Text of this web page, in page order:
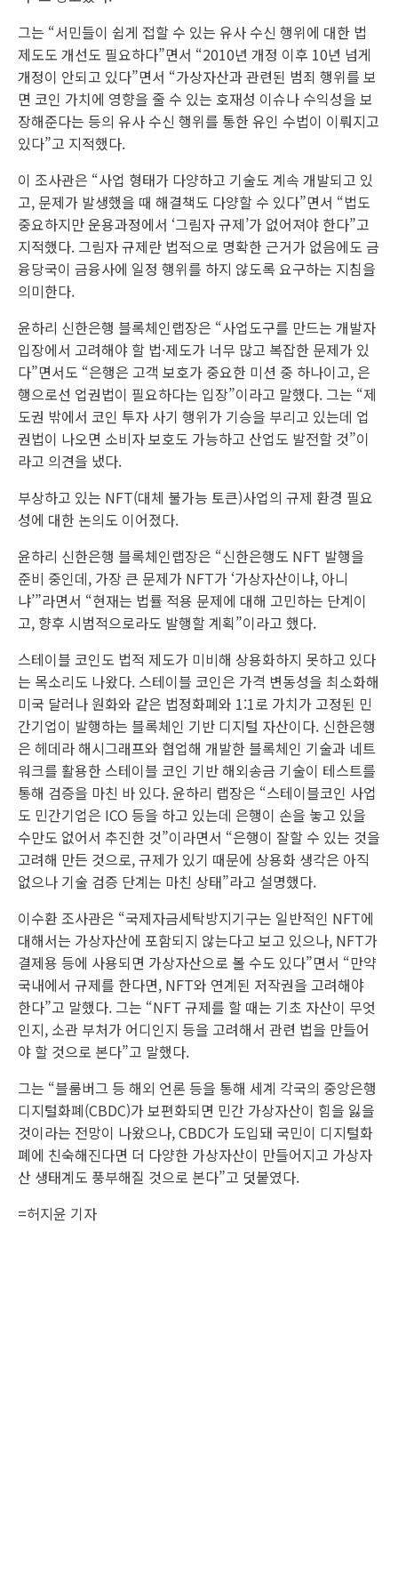
그는 “서민들이 쉽게 접할 수 있는 유사 수신 행위에 대한 법
제도도 개선도 필요하다”면서 “2010년 개정 이후 10년 넘게
개정이 안되고 있다”면서 “가상자산과 관련된 범죄 행위를 보
면 코인 가치에 영향을 줄 수 있는 호재성 이슈나 수익성을 보
장해준다는 등의 유사 수신 행위를 통한 유인 수법이 이뤄지고
있다”고 지적했다.
이 조사관은 “사업 형태가 다양하고 기술도 계속 개발되고 있
고, 문제가 발생했을 때 해결책도 다양할 수 있다”면서 “법도
중요하지만 운용과정에서 ‘그림자 규제’가 없어져야 한다”고
지적했다. 그림자 규제란 법적으로 명확한 근거가 없음에도 금
융당국이 금융사에 일정 행위를 하지 않도록 요구하는 지침을
의미한다.
윤하리 신한은행 블록체인랩장은 “사업도구를 만드는 개발자
입장에서 고려해야 할 법·제도가 너무 많고 복잡한 문제가 있
다”면서도 “은행은 고객 보호가 중요한 미션 중 하나이고, 은
행으로선 업권법이 필요하다는 입장”이라고 말했다. 그는 “제
도권 밖에서 코인 투자 사기 행위가 기승을 부리고 있는데 업
권법이 나오면 소비자 보호도 가능하고 산업도 발전할 것”이
라고 의견을 냈다.
부상하고 있는 NFT(대체 불가능 토큰)사업의 규제 환경 필요
성에 대한 논의도 이어졌다.
윤하리 신한은행 블록체인랩장은 “신한은행도 NFT 발행을
준비 중인데, 가장 큰 문제가 NFT가 ‘가상자산이냐, 아니
냐’”라면서 “현재는 법률 적용 문제에 대해 고민하는 단계이
고, 향후 시범적으로라도 발행할 계획”이라고 했다.
스테이블 코인도 법적 제도가 미비해 상용화하지 못하고 있다
는 목소리도 나왔다. 스테이블 코인은 가격 변동성을 최소화해
미국 달러나 원화와 같은 법정화폐와 1:1로 가치가 고정된 민
간기업이 발행하는 블록체인 기반 디지털 자산이다. 신한은행
은 헤데라 해시그래프와 협업해 개발한 블록체인 기술과 네트
워크를 활용한 스테이블 코인 기반 해외송금 기술이 테스트를
통해 검증을 마친 바 있다. 윤하리 랩장은 “스테이블코인 사업
도 민간기업은 ICO 등을 하고 있는데 은행이 손을 놓고 있을
수만도 없어서 추진한 것”이라면서 “은행이 잘할 수 있는 것을
고려해 만든 것으로, 규제가 있기 때문에 상용화 생각은 아직
없으나 기술 검증 단계는 마친 상태”라고 설명했다.
이수환 조사관은 “국제자금세탁방지기구는 일반적인 NFT에
대해서는 가상자산에 포함되지 않는다고 보고 있으나, NFT가
결제용 등에 사용되면 가상자산으로 볼 수도 있다”면서 “만약
국내에서 규제를 한다면, NFT와 연계된 저작권을 고려해야
한다”고 말했다. 그는 “NFT 규제를 할 때는 기초 자산이 무엇
인지, 소관 부처가 어디인지 등을 고려해서 관련 법을 만들어
야 할 것으로 본다”고 말했다.
그는 “블룸버그 등 해외 언론 등을 통해 세계 각국의 중앙은행
디지털화폐(CBDC)가 보편화되면 민간 가상자산이 힘을 잃을
것이라는 전망이 나왔으나, CBDC가 도입돼 국민이 디지털화
폐에 친숙해진다면 더 다양한 가상자산이 만들어지고 가상자
산 생태계도 풍부해질 것으로 본다”고 덧붙였다.
=허지윤 기자